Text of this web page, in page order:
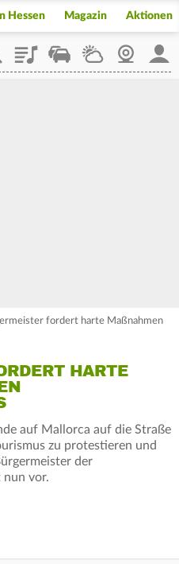
Hessen Magazin Aktionen
PlaylistStaupilotWetterWebcam
fordert harte Maßnahmen
HARTE
M
auf Mallorca auf die Straße
zu protestieren und
der
nun vor.